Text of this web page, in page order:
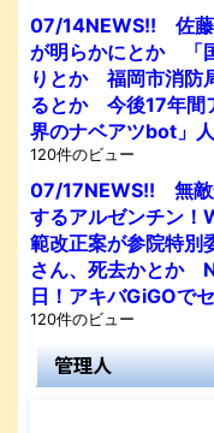
07/14NEWS!! 佐藤
が明らかにとか 「
りとか 福岡市消防
るとか 今後17年間
界のナベアツbot」
120件のビュー
07/17NEWS!! 無敵
するアルゼンチン
範改正案が参院特
さん、死去かとか
日！アキバGiGOで
120件のビュー
管理人